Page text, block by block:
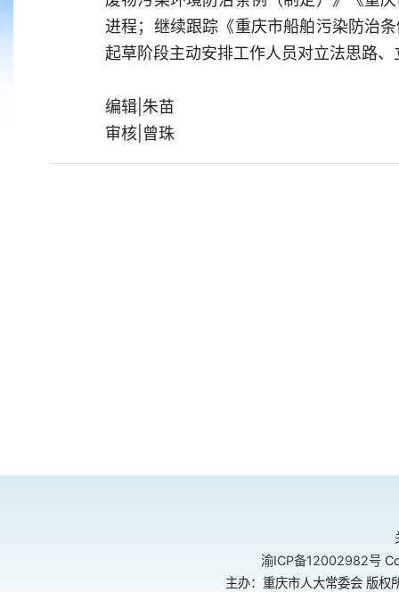
进程；继续跟踪《重庆市船舶污染防治
起草阶段主动安排工作人员对立法思路
编辑|朱苗
审核|曾珠
渝ICP备12002982号
主办：重庆市人大常委会 版